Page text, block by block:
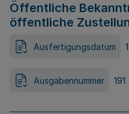
Öffentliche
öffentliche
Ausfertigungsdatum
Ausgabennummer 191